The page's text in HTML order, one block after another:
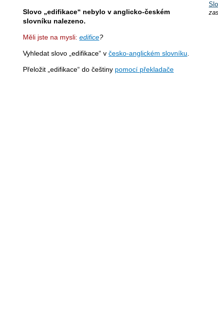
Slovo „edifikace“ nebylo v anglicko-českém
slovníku nalezeno.
Měli jste na mysli: edifice?
Vyhledat slovo „edifikace“ v česko-anglickém slovníku
Přeložit „edifikace“ do češtiny pomocí překladače